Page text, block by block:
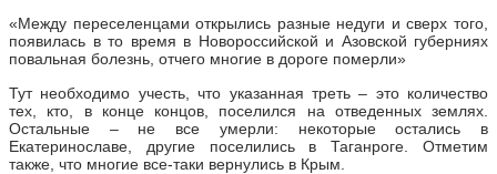
«Между переселенцами открылись разные недуги и сверх того,
появилась в то время в Новороссийской и Азовской губерниях
повальная болезнь, отчего многие в дороге померли»
Тут необходимо учесть, что указанная треть – это количество
тех, кто, в конце концов, поселился на отведенных землях.
Остальные – не все умерли: некоторые остались в
Екатеринославе, другие поселились в Таганроге. Отметим
также, что многие все-таки вернулись в Крым.